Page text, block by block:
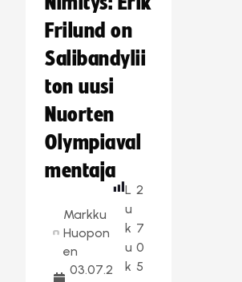
Frilund on
Salibandylii
ton uusi
Nuorten
Olympiaval
mentaja
Markku
Huopon
en
03.07.2
L
u
k
u
k
2
7
0
5